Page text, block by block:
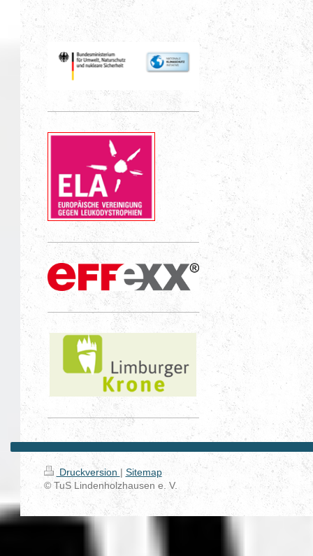
Druckversion | Sitemap
© TuS Lindenholzhausen e. V.